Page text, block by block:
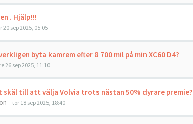
. Hjälp!!!
20 sep 2025, 05:05
byta kamrem efter 8 700 mil på min XC60 D4?
26 sep 2025, 11:10
till att välja Volvia trots nästan 50% dyrare premie?
- tor 18 sep 2025, 18:40